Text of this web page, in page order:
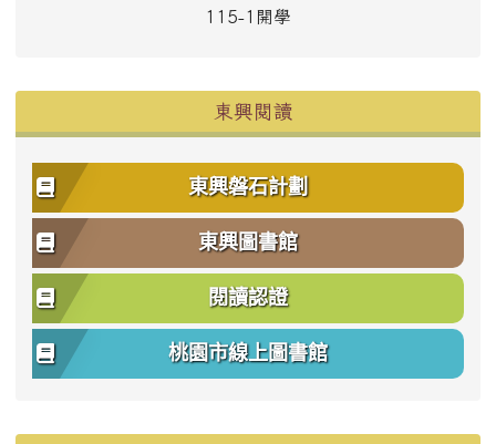
115-1開學
東興閱讀
東興磐石計劃
東興圖書館
閱讀認證
桃園市線上圖書館